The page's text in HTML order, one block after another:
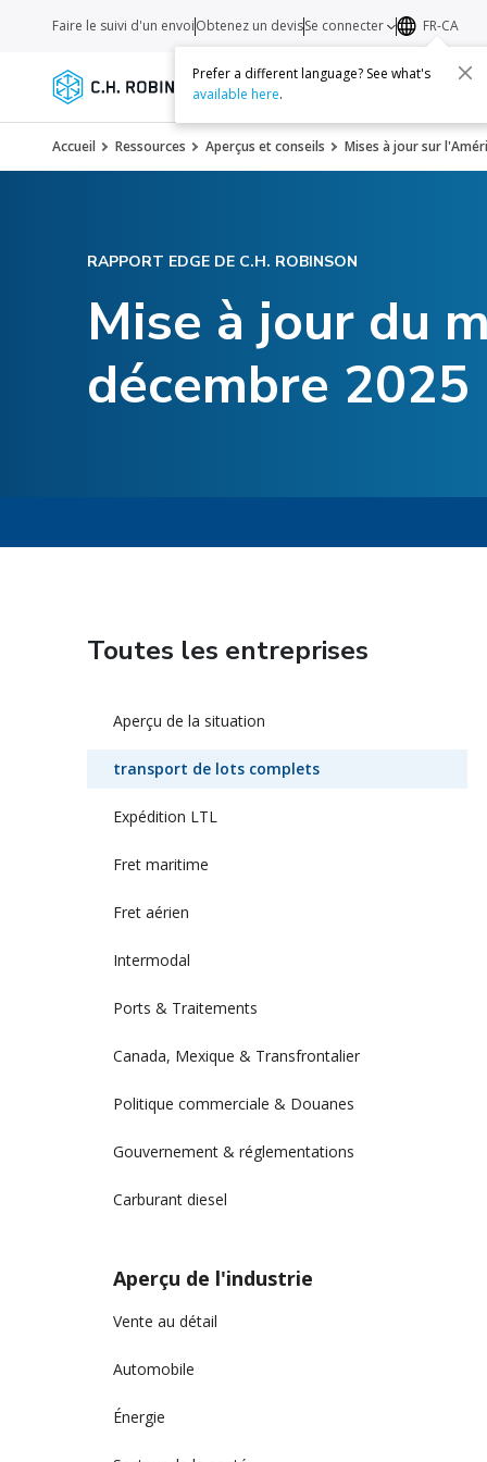
Services Transporteurs
Faire le suivi d'un envoiObtenez un devisSe connecter FR-CA
Prefer a different language? See what's
available here.
Accueil Ressources Aperçus et conseils Mises à jour sur
RAPPORT EDGE DE C.H. ROBINSON
Mise à jour du
décembre 2025
Toutes les entreprises
Aperçu de la situation
transport de lots complets
Expédition LTL
Fret maritime
Fret aérien
Intermodal
Ports & Traitements
Canada, Mexique & Transfrontalier
Politique commerciale & Douanes
Gouvernement & réglementations
Carburant diesel
Aperçu de l'industrie
Vente au détail
Automobile
Énergie